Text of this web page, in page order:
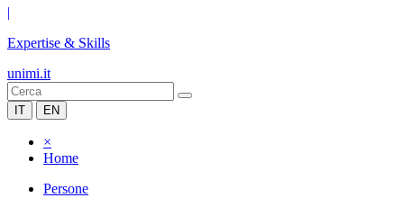
|
Expertise & Skills
unimi.it
IT EN
×
Home
Persone